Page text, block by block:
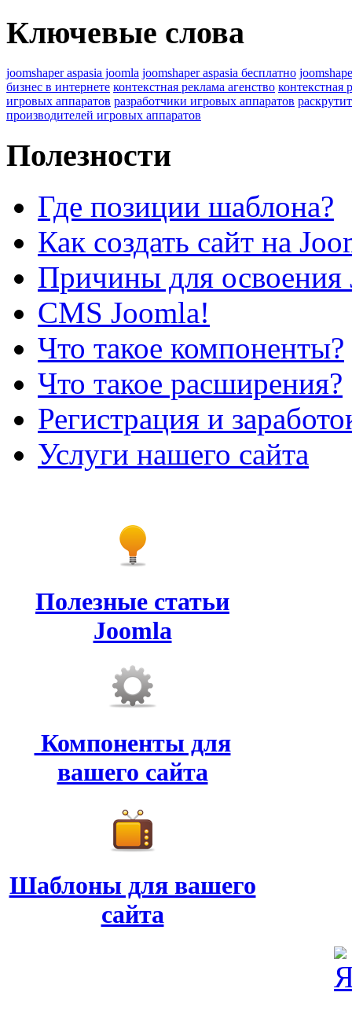
Ключевые слова
joomshaper aspasia joomla joomshaper aspasia бесплатно
бизнес в интернете контекстная реклама агенство контекстная
игровых аппаратов разработчики игровых аппаратов
производителей игровых аппаратов
Полезности
Где позиции шаблона?
Как создать сайт на
Причины для освоения
CMS Joomla!
Что такое компоненты?
Что такое расширения?
Регистрация и
Услуги нашего сайта
Полезные статьи
Joomla
Компоненты для
вашего сайта
Шаблоны для вашего
сайта